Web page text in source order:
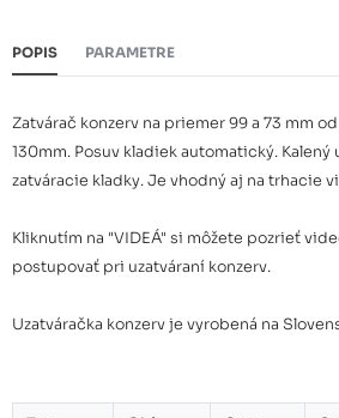
POPIS PARAMETRE
Zatvárač konzerv na priemer 99 a 73 mm
130mm. Posuv kladiek automatický. Kalený
zatváracie kladky. Je vhodný aj na trhacie
Kliknutím na "VIDEÁ" si môžete pozrieť
postupovať pri uzatváraní konzerv.
Uzatváračka konzerv je vyrobená na